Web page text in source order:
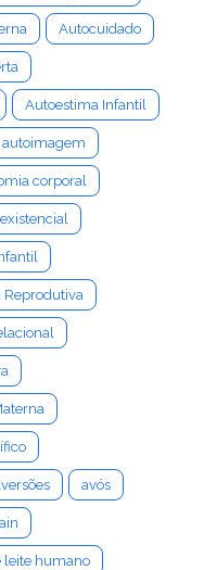
Autocuidado
Autoestima Infantil
autoimagem
corporal
Reprodutiva
avós
leite humano